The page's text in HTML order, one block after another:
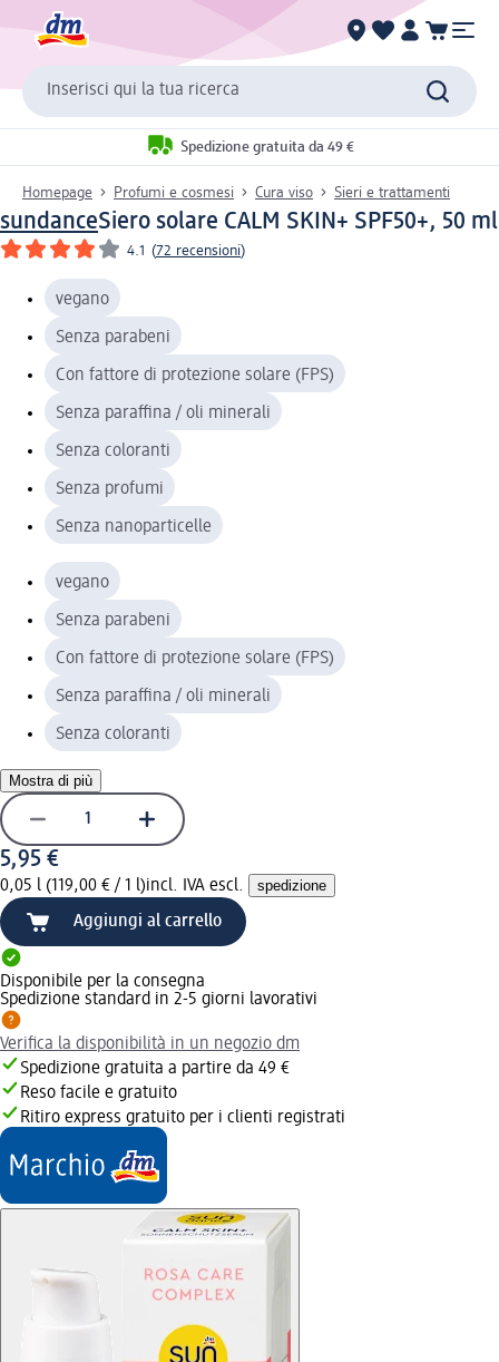
Inserisci qui la tua ricerca
Spedizione gratuita da 49 €
Homepage Profumi e cosmesi Cura viso Sieri e trattamenti
sundanceSiero solare CALM SKIN+ SPF50+, 50 ml
4.1 (72 recensioni)
vegano
Senza parabeni
Con fattore di protezione solare (FPS)
Senza paraffina / oli minerali
Senza coloranti
Senza profumi
Senza nanoparticelle
vegano
Senza parabeni
Con fattore di protezione solare (FPS)
Senza paraffina / oli minerali
Senza coloranti
Mostra di più
5,95 €
0,05 l (119,00 € / 1 l)incl. IVA escl. spedizione
Aggiungi al carrello
Disponibile per la consegna
Spedizione standard in 2-5 giorni lavorativi
Verifica la disponibilità in un negozio dm
Spedizione gratuita a partire da 49 €
Reso facile e gratuito
Ritiro express gratuito per i clienti registrati